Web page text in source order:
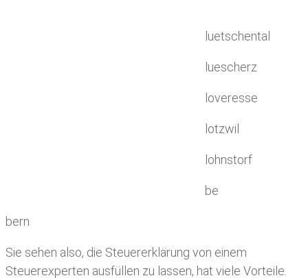
luetschental
luescherz
loveresse
lotzwil
lohnstorf
be
bern
Sie sehen also, die Steuererklärung von einem
Steuerexperten ausfüllen zu lassen, hat viele Vorteile.